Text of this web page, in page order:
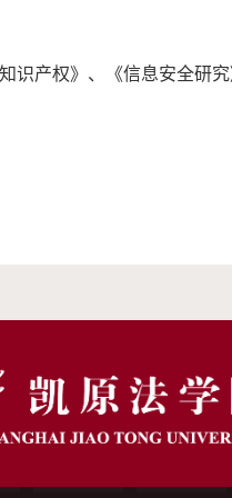
识产权》、《信息安全研